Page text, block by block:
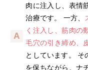
肉に注入し、表情
治療です。 一方、
く注入し、筋肉の
毛穴の引き締め、
としています。 そ
を保ちながら、ナ